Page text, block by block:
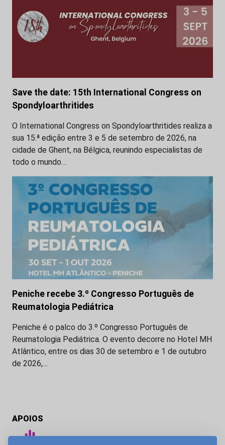
Save the date: 15th International Congress on
Spondyloarthritides
O International Congress on Spondyloarthritides realiza a
sua 15.ª edição entre 3 e 5 de setembro de 2026, na
cidade de Ghent, na Bélgica, reunindo especialistas de
todo o mundo…
Peniche recebe 3.º Congresso Português de
Reumatologia Pediátrica
Peniche é o palco do 3.º Congresso Português de
Reumatologia Pediátrica. O evento decorre no Hotel MH
Atlântico, entre os dias 30 de setembro e 1 de outubro
de 2026,…
APOIOS